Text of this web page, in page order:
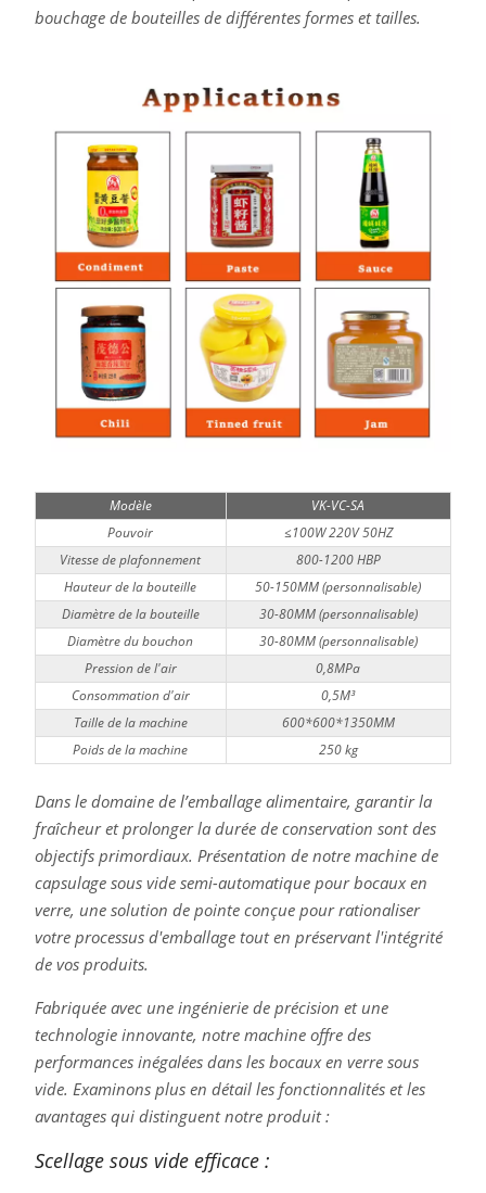
bouchage de bouteilles de différentes formes et tailles.
Modèle
VK-VC-SA
Pouvoir
≤100W 220V 50HZ
Vitesse de plafonnement
800-1200 HBP
Hauteur de la bouteille
50-150MM (personnalisable)
Diamètre de la bouteille
30-80MM (personnalisable)
Diamètre du bouchon
30-80MM (personnalisable)
Pression de l'air
0,8MPa
Consommation d'air
0,5M³
Taille de la machine
600*600*1350MM
Poids de la machine
250 kg
Dans le domaine de l’emballage alimentaire, garantir la
fraîcheur et prolonger la durée de conservation sont des
objectifs primordiaux. Présentation de notre machine de
capsulage sous vide semi-automatique pour bocaux en
verre, une solution de pointe conçue pour rationaliser
votre processus d'emballage tout en préservant l'intégrité
de vos produits.
Fabriquée avec une ingénierie de précision et une
technologie innovante, notre machine offre des
performances inégalées dans les bocaux en verre sous
vide. Examinons plus en détail les fonctionnalités et les
avantages qui distinguent notre produit :
Scellage sous vide efficace :